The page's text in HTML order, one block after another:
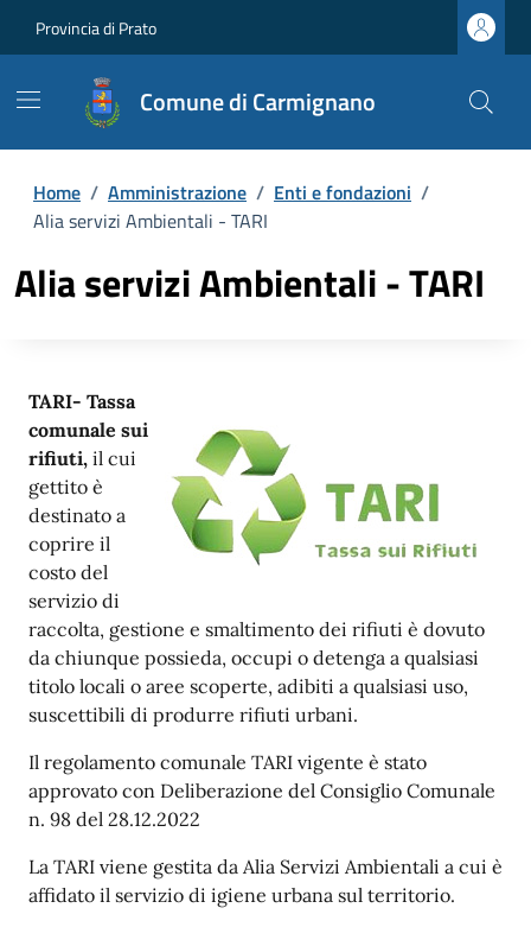
Provincia di Prato
Comune di Carmignano
Home / Amministrazione / Enti e fondazioni /
Alia servizi Ambientali - TARI
Alia servizi Ambientali - TARI
TARI- Tassa
comunale sui
rifiuti, il cui
gettito è
destinato a
coprire il
costo del
servizio di
raccolta, gestione e smaltimento dei rifiuti è dovuto
da chiunque possieda, occupi o detenga a qualsiasi
titolo locali o aree scoperte, adibiti a qualsiasi uso,
suscettibili di produrre rifiuti urbani.
Il regolamento comunale TARI vigente è stato
approvato con Deliberazione del Consiglio Comunale
n. 98 del 28.12.2022
La TARI viene gestita da Alia Servizi Ambientali a cui è
affidato il servizio di igiene urbana sul territorio.